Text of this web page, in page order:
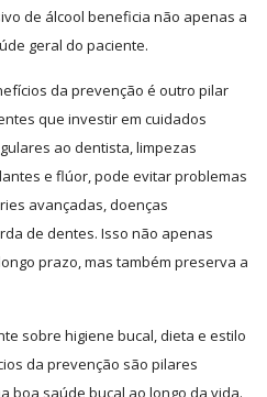
de álcool beneficia não apenas a
geral do paciente.
da prevenção é outro pilar
que investir em cuidados
ao dentista, limpezas
e flúor, pode evitar problemas
avançadas, doenças
de dentes. Isso não apenas
prazo, mas também preserva a
sobre higiene bucal, dieta e estilo
da prevenção são pilares